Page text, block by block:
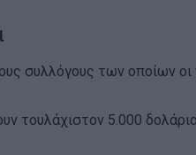
συλλόγους των οποίων
τουλάχιστον 5.000